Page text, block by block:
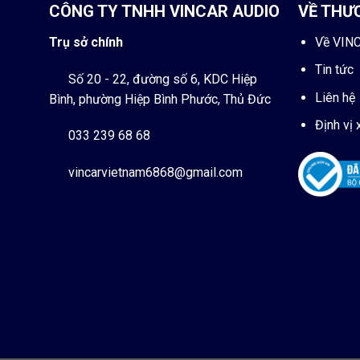
CÔNG TY TNHH VINCAR AUDIO
Trụ sở chính
Số 20 - 22, đường số 6, KDC Hiệp
Bình, phường Hiệp Bình Phước, Thủ Đức
033 239 68 68
vincarvietnam6868@gmail.com
VỀ
Về
Tin tức
Liên hệ
Định vị